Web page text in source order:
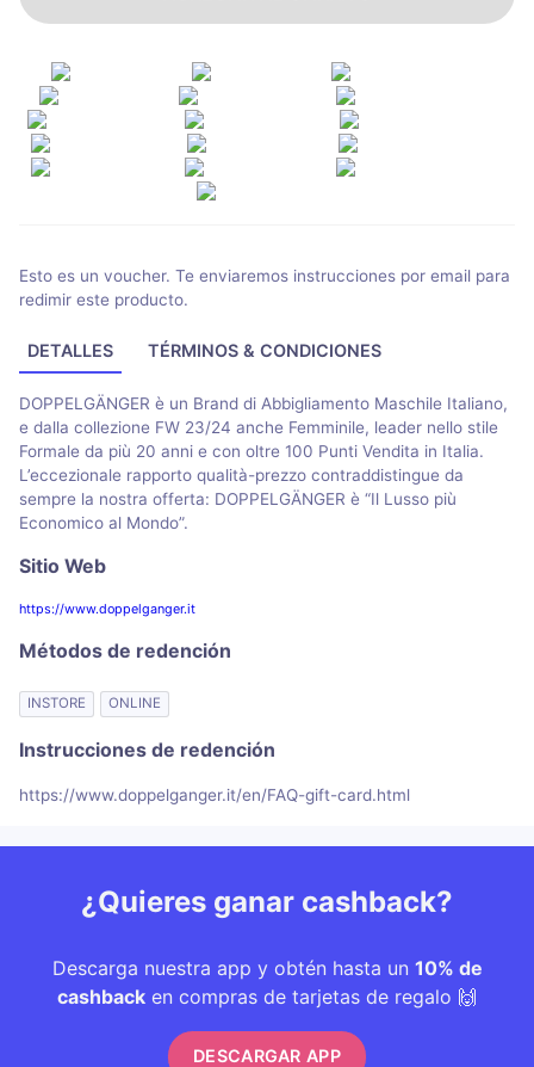
Esto es un voucher. Te enviaremos instrucciones por email para
redimir este producto.
DETALLES TÉRMINOS & CONDICIONES
DOPPELGÄNGER è un Brand di Abbigliamento Maschile Italiano,
e dalla collezione FW 23/24 anche Femminile, leader nello stile
Formale da più 20 anni e con oltre 100 Punti Vendita in Italia.
L’eccezionale rapporto qualità-prezzo contraddistingue da
sempre la nostra offerta: DOPPELGÄNGER è “Il Lusso più
Economico al Mondo”.
Sitio Web
https://www.doppelganger.it
Métodos de redención
INSTORE ONLINE
Instrucciones de redención
https://www.doppelganger.it/en/FAQ-gift-card.html
¿Quieres ganar cashback?
Descarga nuestra app y obtén hasta un 10% de
cashback en compras de tarjetas de regalo 🙌
DESCARGAR APP